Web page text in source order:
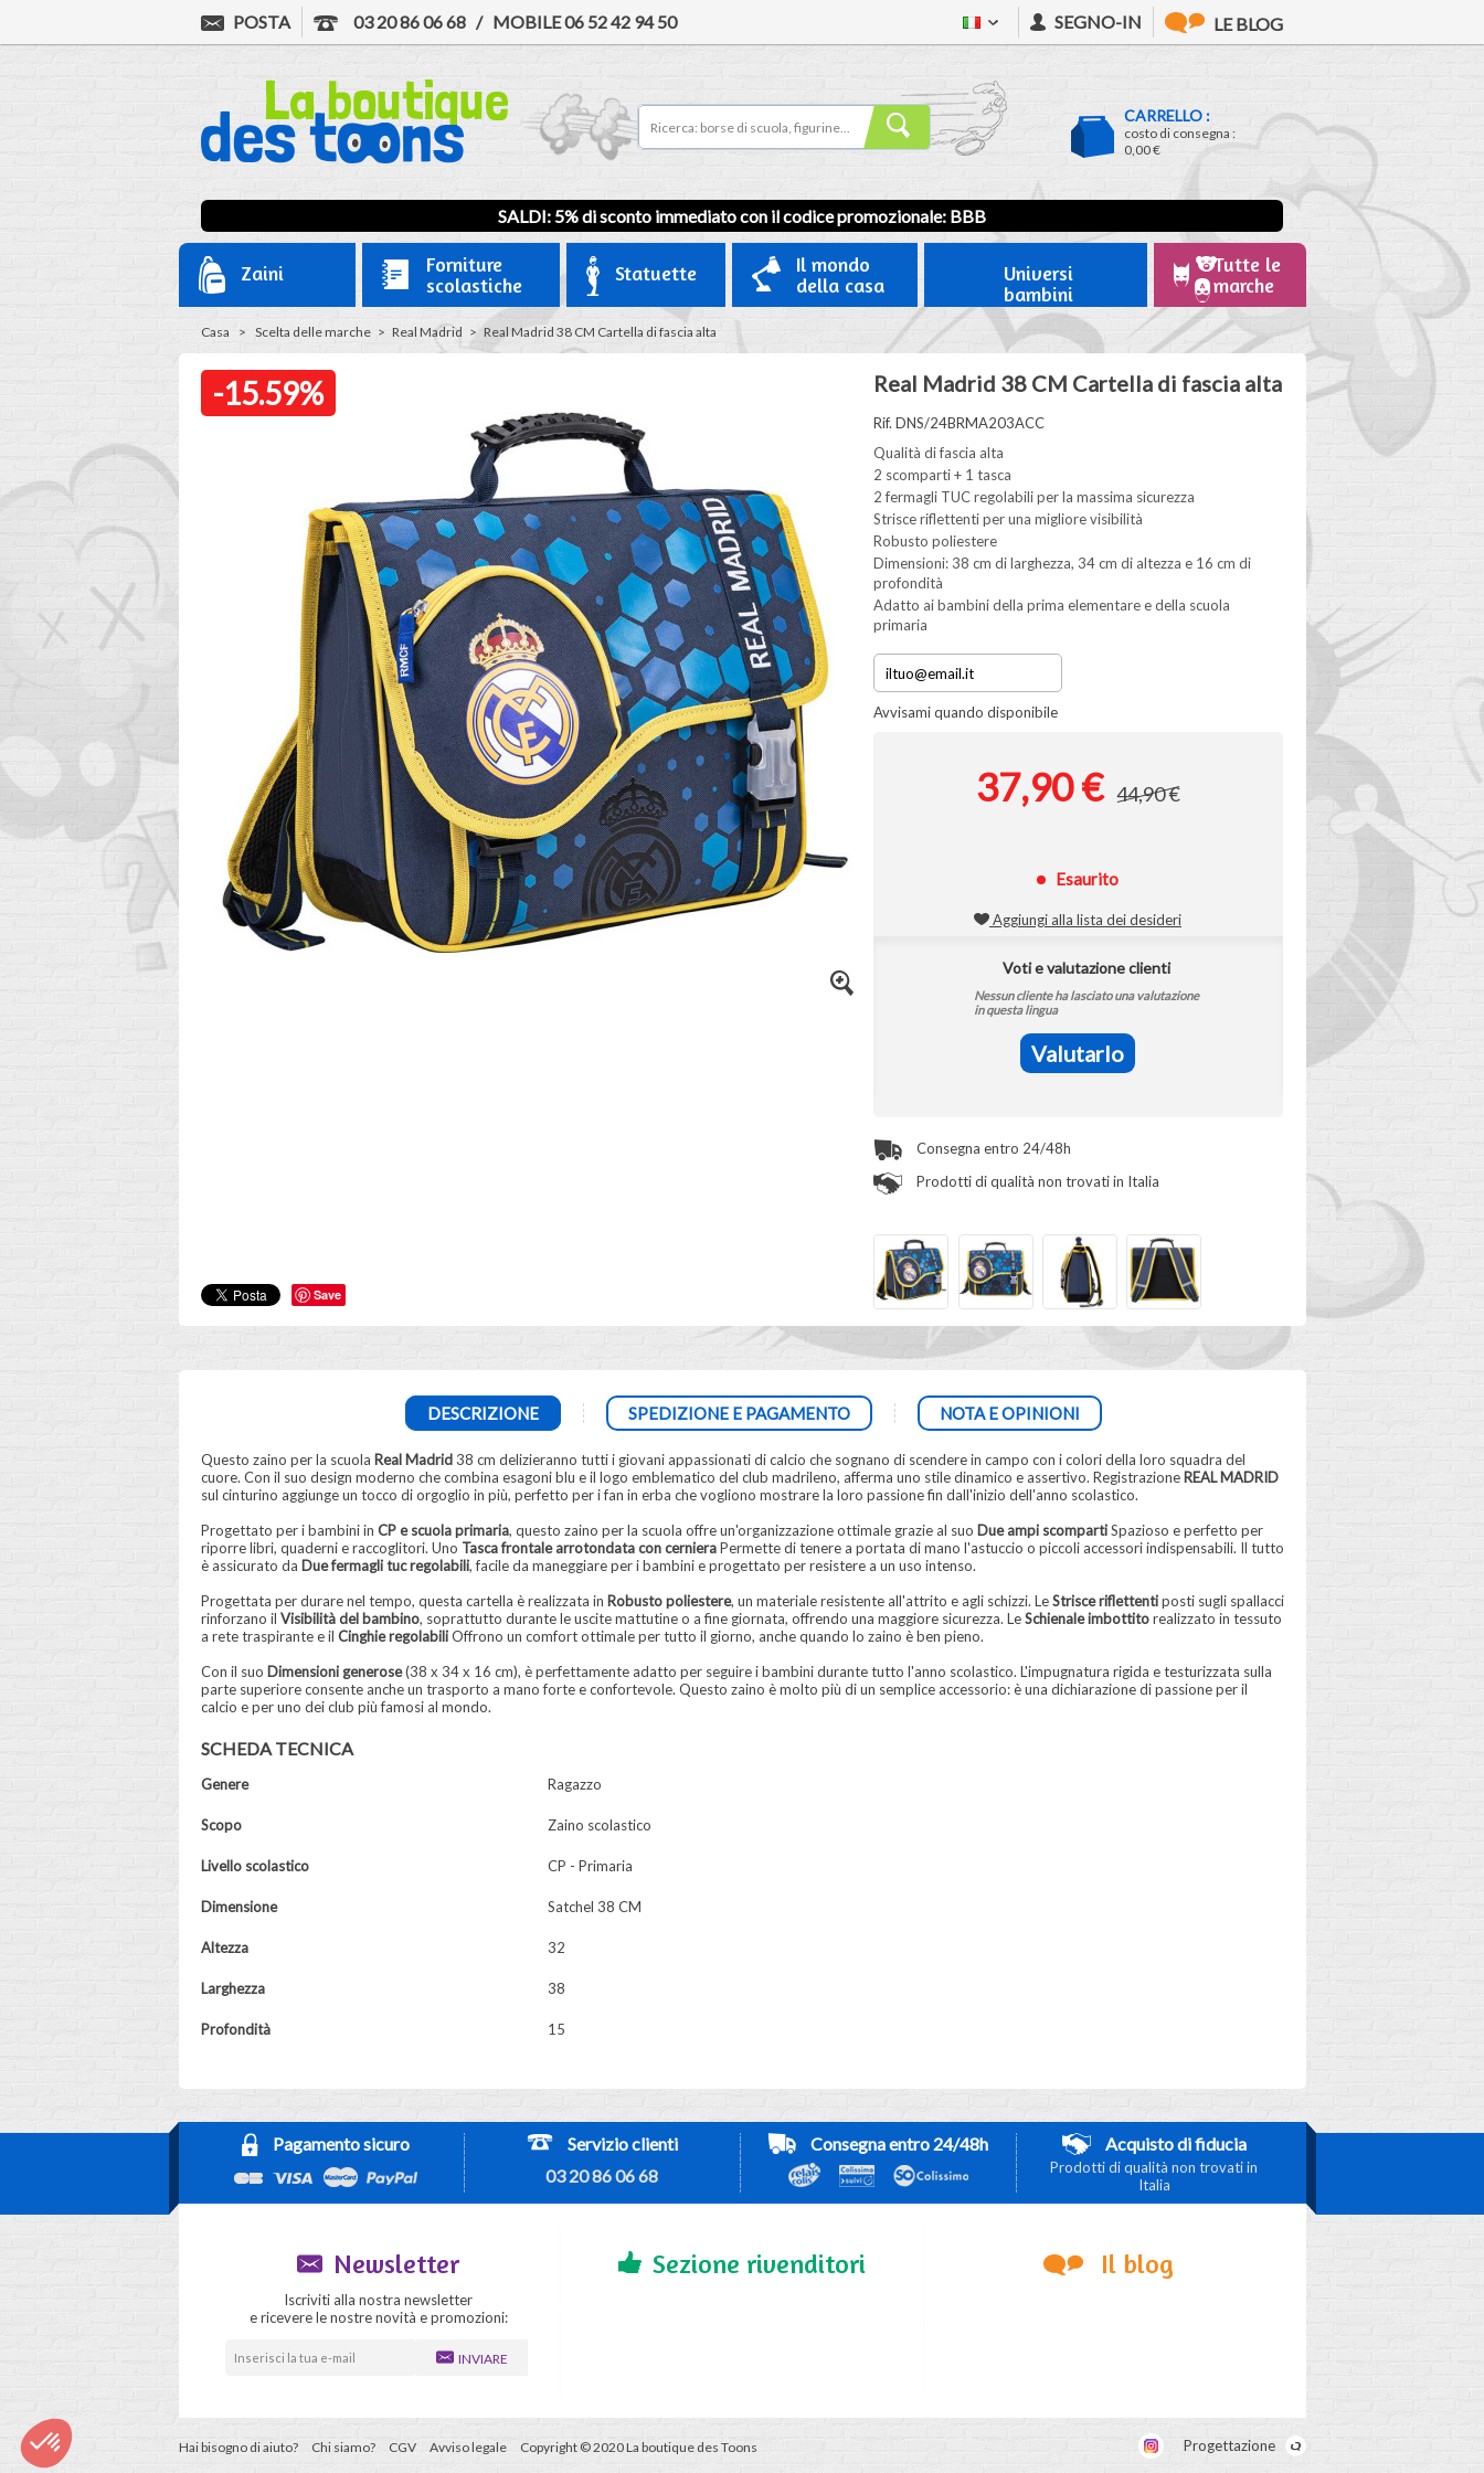
POSTA 03 20 86 06 68 / MOBILE06 52 42 94 50 SEGNO-IN LE BLOG
CARRELLO :
costo di consegna :
0,00 €
SALDI: 5% di sconto immediato con il codice promozionale: BBB
Zaini
Forniture
scolastiche
Statuette
Il mondo
della casa
Universi
bambini
Tutte le
marche
Casa > Scelta delle marche > Real Madrid > Real Madrid 38 CM Cartella di fascia alta
-15.59%
Save
Real Madrid 38 CM Cartella di fascia alta
Rif. DNS/24BRMA203ACC
Qualità di fascia alta
2 scomparti + 1 tasca
2 fermagli TUC regolabili per la massima sicurezza
Strisce riflettenti per una migliore visibilità
Robusto poliestere
Dimensioni: 38 cm di larghezza, 34 cm di altezza e 16 cm di
profondità
Adatto ai bambini della prima elementare e della scuola
primaria
Avvisami quando disponibile
37,90 € 44,90 €
Esaurito
Aggiungi alla lista dei desideri
Voti e valutazione clienti
Nessun cliente ha lasciato una valutazione
in questa lingua
Valutarlo
Consegna entro 24/48h
Prodotti di qualità non trovati in Italia
DESCRIZIONE SPEDIZIONE E PAGAMENTO NOTA E OPINIONI
Questo zaino per la scuola Real Madrid38 cm delizieranno tutti i giovani appassionati di calcio che sognano di scendere in campo con i colori della loro squadra del
cuore. Con il suo design moderno che combina esagoni blu e il logo emblematico del club madrileno, afferma uno stile dinamico e assertivo. Registrazione REAL MADRID
sul cinturino aggiunge un tocco di orgoglio in più, perfetto per i fan in erba che vogliono mostrare la loro passione fin dall'inizio dell'anno scolastico.
Progettato per i bambini in CP e scuola primaria, questo zaino per la scuola offre un'organizzazione ottimale grazie al suo Due ampi scompartiSpazioso e perfetto per
riporre libri, quaderni e raccoglitori. Uno Tasca frontale arrotondata con cernieraPermette di tenere a portata di mano l'astuccio o piccoli accessori indispensabili. Il tutto
è assicurato da Due fermagli tuc regolabili, facile da maneggiare per i bambini e progettato per resistere a un uso intenso.
Progettata per durare nel tempo, questa cartella è realizzata in Robusto poliestere, un materiale resistente all'attrito e agli schizzi. LeStrisce riflettentiposti sugli spallacci
rinforzano il Visibilità del bambino, soprattutto durante le uscite mattutine o a fine giornata, offrendo una maggiore sicurezza. LeSchienale imbottitorealizzato in tessuto
a rete traspirante e il Cinghie regolabiliOffrono un comfort ottimale per tutto il giorno, anche quando lo zaino è ben pieno.
Con il suo Dimensioni generose(38 x 34 x 16 cm), è perfettamente adatto per seguire i bambini durante tutto l'anno scolastico. L'impugnatura rigida e testurizzata sulla
parte superiore consente anche un trasporto a mano forte e confortevole. Questo zaino è molto più di un semplice accessorio: è una dichiarazione di passione per il
calcio e per uno dei club più famosi al mondo.
SCHEDA TECNICA
Genere Ragazzo
Scopo Zaino scolastico
Livello scolastico CP - Primaria
Dimensione Satchel 38 CM
Altezza 32
Larghezza 38
Profondità 15
Pagamento sicuro
Servizio clienti
03 20 86 06 68
Consegna entro 24/48h Acquisto di fiducia
Prodotti di qualità non trovati in
Italia
Newsletter
Iscriviti alla nostra newsletter
e ricevere le nostre novità e promozioni:
INVIARE
Sezione rivenditori Il blog
Hai bisogno di aiuto? Chi siamo? CGV Avviso legale Copyright © 2020 La boutique des Toons Progettazione